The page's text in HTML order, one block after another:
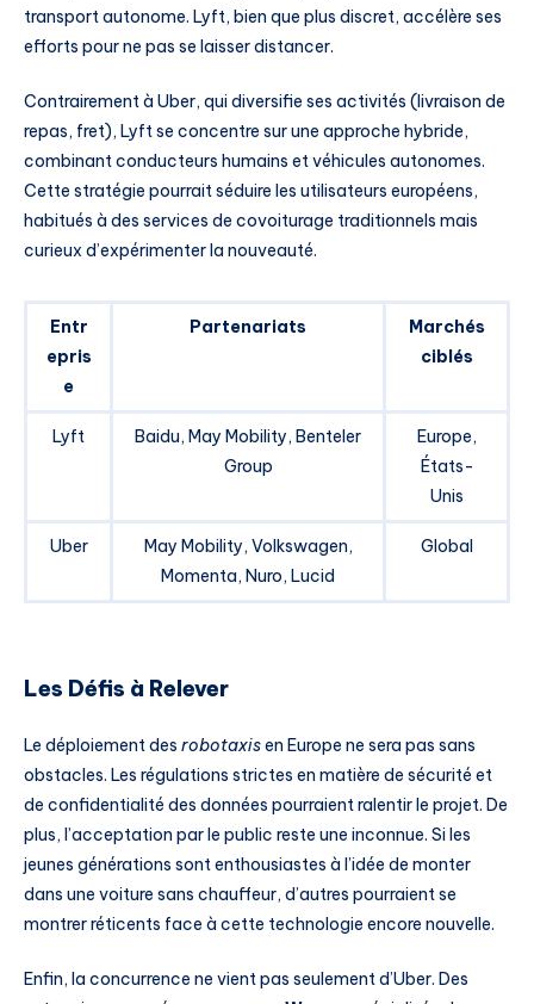
transport autonome. Lyft, bien que plus discret, accélère ses
efforts pour ne pas se laisser distancer.
Contrairement à Uber, qui diversifie ses activités (livraison de
repas, fret), Lyft se concentre sur une approche hybride,
combinant conducteurs humains et véhicules autonomes.
Cette stratégie pourrait séduire les utilisateurs européens,
habitués à des services de covoiturage traditionnels mais
curieux d’expérimenter la nouveauté.
Entr
epris
e
Partenariats
Marchés
ciblés
Lyft
Baidu, May Mobility, Benteler
Group
Europe,
États-
Unis
Uber
May Mobility, Volkswagen,
Momenta, Nuro, Lucid
Global
Les Défis à Relever
Le déploiement des robotaxisen Europe ne sera pas sans
obstacles. Les régulations strictes en matière de sécurité et
de confidentialité des données pourraient ralentir le projet. De
plus, l’acceptation par le public reste une inconnue. Si les
jeunes générations sont enthousiastes à l’idée de monter
dans une voiture sans chauffeur, d’autres pourraient se
montrer réticents face à cette technologie encore nouvelle.
Enfin, la concurrence ne vient pas seulement d’Uber. Des